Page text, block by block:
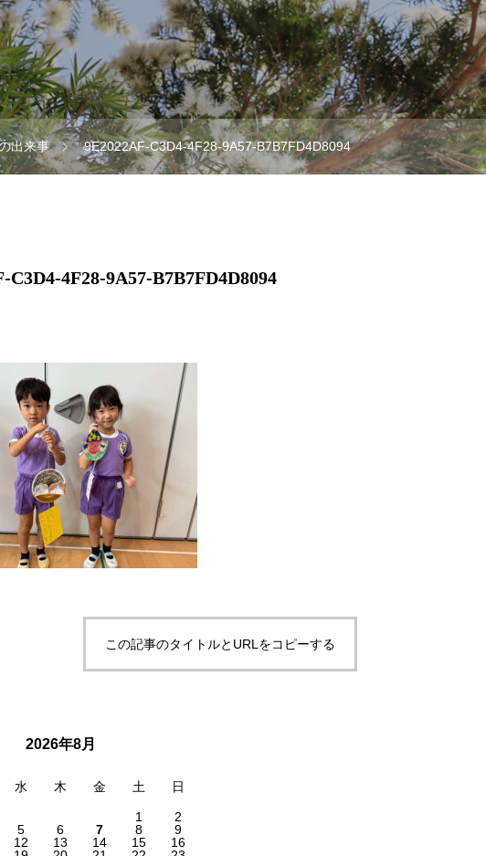
出来事 9E2022AF-C3D4-4F28-9A57-B7B7FD4D8094
C3D4-4F28-9A57-B7B7FD4D8094
この記事のタイトルとURLをコピーする
2026年8月
水 木 金 土 日
1
2
5 6 7 8
9
12 13 14 15
16